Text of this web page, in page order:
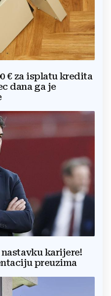
€ za isplatu kredita
dana ga je
karijere!
preuzima